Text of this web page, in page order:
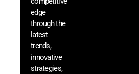
edge
through the
latest
trends,
innovative
strategies,